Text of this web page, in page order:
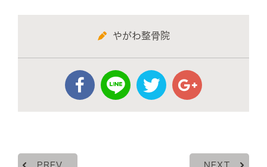
やがわ整骨院
PREV NEXT